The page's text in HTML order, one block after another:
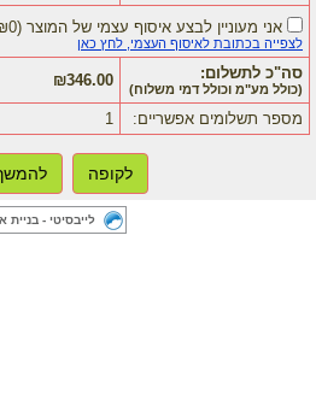
אני מעוניין לבצע איסוף עצמי של המוצר (
לצפייה בכתובת לאיסוף העצמי, לחץ כאן
סה"כ לתשלום:
(כולל מע"מ וכולל דמי משלוח) ₪346.00
מספר תשלומים אפשריים: 1
לקופה
לייבסיטי - בניית